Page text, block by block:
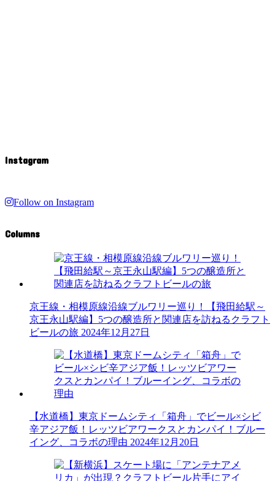
Instagram
Follow on Instagram
Columns
京王線・相模原線沿線ブルワリー巡り！【飛田給駅～
京王永山駅編】5つの醸造所と関連店を訪ねるクラフト
ビールの旅 2024年12月27日
【水道橋】東京ドームシティ「箱舟」でビール×シビ
辛アジア飯！レッツビアワークスとカンパイ！ブルー
イング、コラボの理由 2024年12月20日